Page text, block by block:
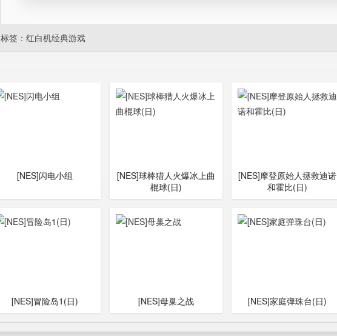
标签： 红白机经典游戏
[NES]闪电小组
[NES]球棒猎人火爆冰上曲
棍球(日)
[NES]摩登原始人拯救迪诺
和霍比(日)
[NES]冒险岛1(日) [NES]母巢之战 [NES]家庭弹珠台(日)